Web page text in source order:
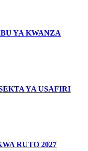
YA KWANZA
YA USAFIRI
RUTO 2027